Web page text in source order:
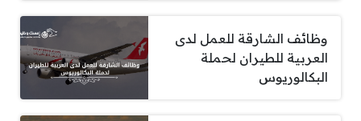
وظائف الشارقة للعمل لدى
العربية للطيران لحملة
البكالوريوس